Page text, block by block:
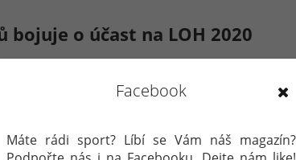
bojuje o účast na LOH 2020
Facebook